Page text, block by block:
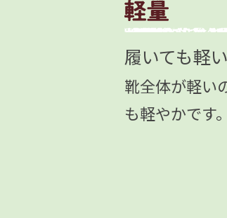
履いても軽
靴全体が軽い
も軽やかです。